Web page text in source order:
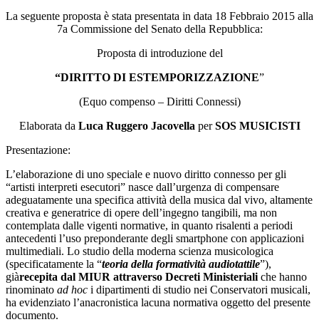
La seguente proposta è stata presentata in data 18 Febbraio 2015 alla
7a Commissione del Senato della Repubblica:
Proposta di introduzione del
“DIRITTO DI ESTEMPORIZZAZIONE”
(Equo compenso – Diritti Connessi)
Elaborata da Luca Ruggero Jacovella perSOS MUSICISTI
Presentazione:
L’elaborazione di uno speciale e nuovo diritto connesso per gli
“artisti interpreti esecutori” nasce dall’urgenza di compensare
adeguatamente una specifica attività della musica dal vivo, altamente
creativa e generatrice di opere dell’ingegno tangibili, ma non
contemplata dalle vigenti normative, in quanto risalenti a periodi
antecedenti l’uso preponderante degli smartphone con applicazioni
multimediali. Lo studio della moderna scienza musicologica
(specificatamente la “teoria della formatività audiotattile”),
giàrecepita dal MIUR attraverso Decreti Ministeriali che hanno
rinominato ad hoc i dipartimenti di studio nei Conservatori musicali,
ha evidenziato l’anacronistica lacuna normativa oggetto del presente
documento.